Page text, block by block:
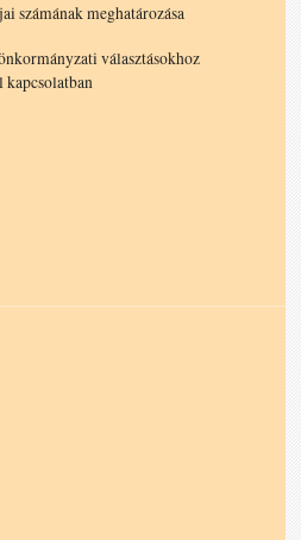
számának meghatározása
választásokhoz
kapcsolatban